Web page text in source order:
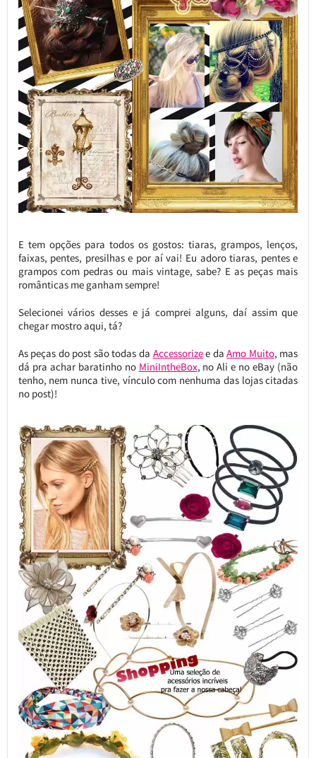
E tem opções para todos os gostos: tiaras, grampos, lenços,
faixas, pentes, presilhas e por aí vai! Eu adoro tiaras, pentes e
grampos com pedras ou mais vintage, sabe? E as peças mais
românticas me ganham sempre!
Selecionei vários desses e já comprei alguns, daí assim que
chegar mostro aqui, tá?
As peças do post são todas da Accessorizee daAmo Muito, mas
dá pra achar baratinho no MiniIntheBox, no Ali e no eBay (não
tenho, nem nunca tive, vínculo com nenhuma das lojas citadas
no post)!